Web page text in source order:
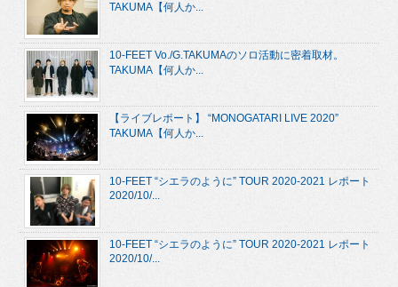
TAKUMA【何人か...
10-FEET Vo./G.TAKUMAのソロ活動に密着取材。
TAKUMA【何人か...
【ライブレポート】 “MONOGATARI LIVE 2020”
TAKUMA【何人か...
10-FEET “シエラのように” TOUR 2020-2021 レポート
2020/10/...
10-FEET “シエラのように” TOUR 2020-2021 レポート
2020/10/...